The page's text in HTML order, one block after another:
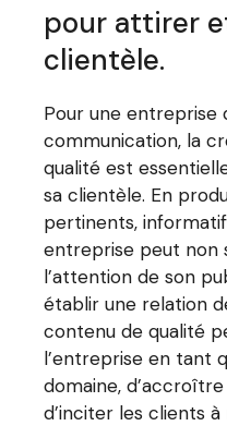
pour attirer
clientèle.
Pour une entreprise
communication, la
qualité est
sa clientèle. En
pertinents,
entreprise peut non
l’attention de son
établir une relation
contenu de qualité
l’entreprise en tant
domaine,
d’inciter les clients